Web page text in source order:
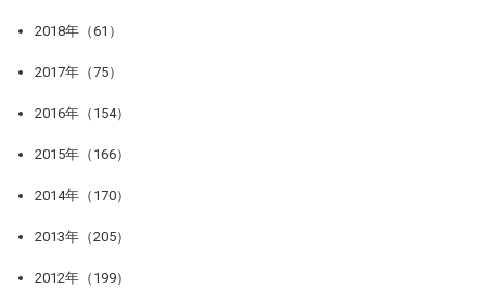
2018年（61）
2017年（75）
2016年（154）
2015年（166）
2014年（170）
2013年（205）
2012年（199）